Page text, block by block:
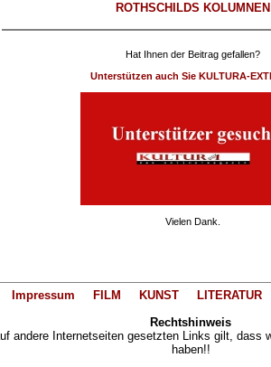
ROTHSCHILDS KOLUMNEN
Hat Ihnen der Beitrag gefallen?
Unterstützen auch Sie KULTURA-
Vielen Dank.
Impressum FILM KUNST LITERATUR
Rechtshinweis
andere Internetseiten gesetzten Links gilt,
haben!!